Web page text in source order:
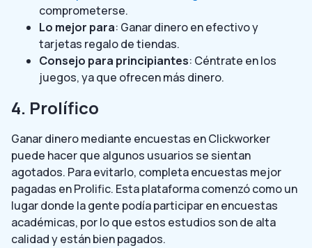
comprometerse.
Lo mejor para: Ganar dinero en efectivo y
tarjetas regalo de tiendas.
Consejo para principiantes: Céntrate en los
juegos, ya que ofrecen más dinero.
4. Prolífico
Ganar dinero mediante encuestas en Clickworker
puede hacer que algunos usuarios se sientan
agotados. Para evitarlo, completa encuestas mejor
pagadas en Prolific. Esta plataforma comenzó como un
lugar donde la gente podía participar en encuestas
académicas, por lo que estos estudios son de alta
calidad y están bien pagados.